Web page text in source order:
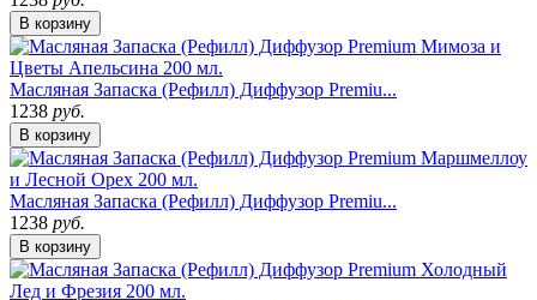
В корзину
Масляная Запаска (Рефилл) Диффузор Premiu...
1238 руб.
В корзину
Масляная Запаска (Рефилл) Диффузор Premiu...
1238 руб.
В корзину